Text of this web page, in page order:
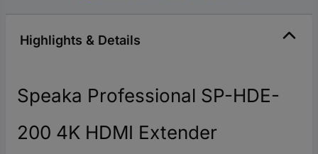
Highlights & Details
Speaka Professional SP-HDE-
200 4K HDMI Extender